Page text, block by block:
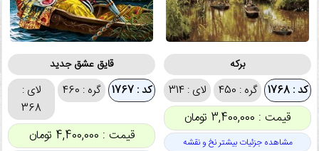
برکه
کد : 1768 گره : 450 لای : 314
قیمت : 3,400,000 تومان
مشاهده جزئیات بیشتر نخ و نقشه
قایق عشق جدید
کد : 1767 گره : 460
لای :
368
قیمت : 4,400,000 تومان